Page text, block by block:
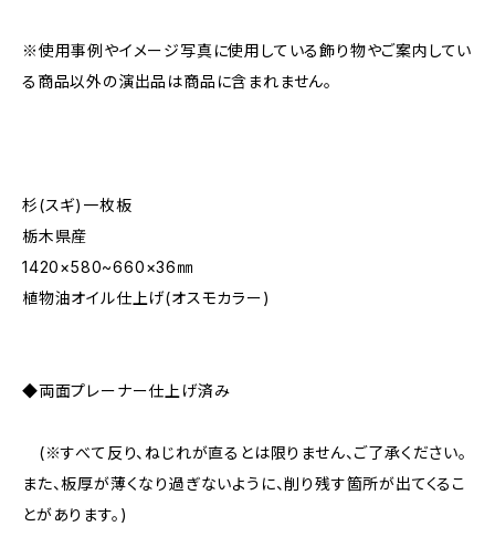
※使用事例やイメージ写真に使用している飾り物やご案内してい
る商品以外の演出品は商品に含まれません。
杉(スギ)一枚板
栃木県産
1420×580~660×36㎜
植物油オイル仕上げ(オスモカラー)
◆両面プレーナー仕上げ済み
(※すべて反り、ねじれが直るとは限りません、ご了承ください。
また、板厚が薄くなり過ぎないように、削り残す箇所が出てくるこ
とがあります。)